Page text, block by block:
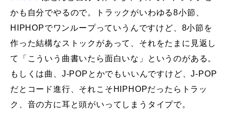
かも自分でやるので。トラックがいわゆる8小節、
HIPHOPでワンループっていうんですけど、8小節を
作った結構なストックがあって、それをたまに見返し
て「こういう曲書いたら面白いな」というのがある。
もしくは曲、J-POPとかでもいいんですけど、J-POP
だとコード進行、それこそHIPHOPだったらトラッ
ク、音の方に耳と頭がいってしまうタイプで。